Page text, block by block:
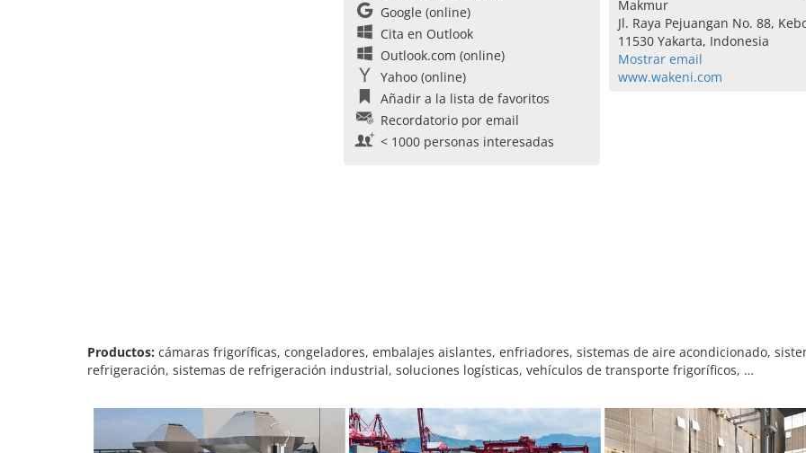
Google (online)
Cita en Outlook
Outlook.com (online)
Yahoo (online)
Añadir a la lista de favoritos
Recordatorio por email
< 1000 personas interesadas
Makmur
Jl. Raya Pejuangan No. 88,
11530 Yakarta, Indonesia
Mostrar email
www.wakeni.com
Productos: cámaras frigoríficas, congeladores, embalajes aislantes, enfriadores, sistemas de aire acondicionado,
refrigeración, sistemas de refrigeración industrial, soluciones logísticas, vehículos de transporte frigoríficos, …